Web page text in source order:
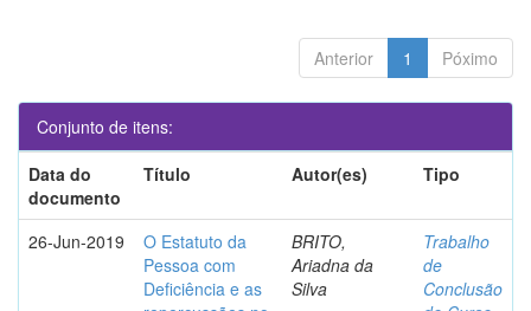
Anterior 1 Póximo
Conjunto de itens:
Data do
documento
Título Autor(es) Tipo
26-Jun-2019
O Estatuto da
Pessoa com
Deficiência e as
BRITO,
Ariadna da
Silva
Trabalho
de
Conclusão